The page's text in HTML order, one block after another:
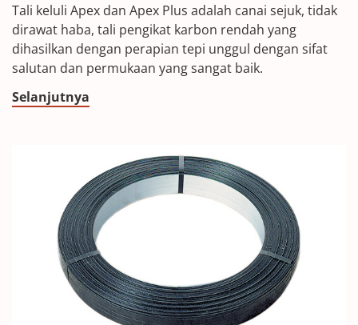
Tali keluli Apex dan Apex Plus adalah canai sejuk, tidak
dirawat haba, tali pengikat karbon rendah yang
dihasilkan dengan perapian tepi unggul dengan sifat
salutan dan permukaan yang sangat baik.
Selanjutnya